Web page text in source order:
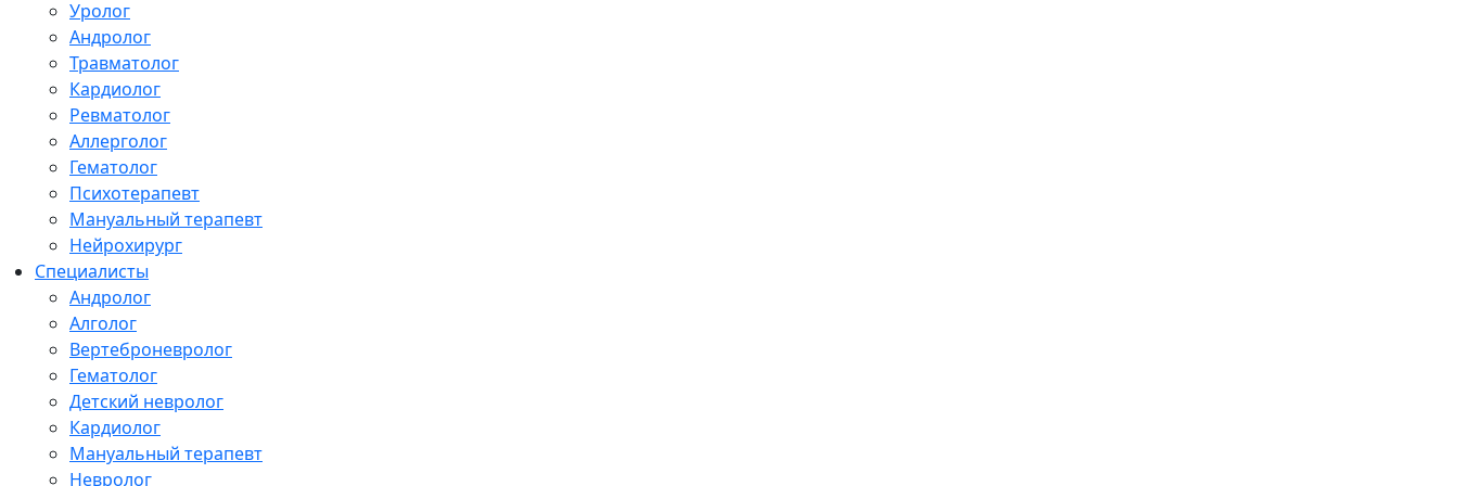
Уролог
Андролог
Травматолог
Кардиолог
Ревматолог
Аллерголог
Гематолог
Психотерапевт
Мануальный терапевт
Нейрохирург
Специалисты
Андролог
Алголог
Вертеброневролог
Гематолог
Детский невролог
Кардиолог
Мануальный терапевт
Невролог